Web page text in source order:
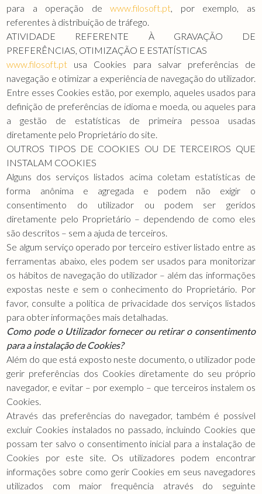
para a operação dewww.filosoft.pt , por exemplo, as
referentes à distribuição de tráfego.
ATIVIDADE REFERENTE À GRAVAÇÃO DE
PREFERÊNCIAS, OTIMIZAÇÃO E ESTATÍSTICAS
www.filosoft.pt usa Cookies para salvar preferências de
navegação e otimizar a experiência de navegação do utilizador.
Entre esses Cookies estão, por exemplo, aqueles usados para
definição de preferências de idioma e moeda, ou aqueles para
a gestão de estatísticas de primeira pessoa usadas
diretamente pelo Proprietário do site.
OUTROS TIPOS DE COOKIES OU DE TERCEIROS QUE
INSTALAM COOKIES
Alguns dos serviços listados acima coletam estatísticas de
forma anônima e agregada e podem não exigir o
consentimento do utilizador ou podem ser geridos
diretamente pelo Proprietário – dependendo de como eles
são descritos – sem a ajuda de terceiros.
Se algum serviço operado por terceiro estiver listado entre as
ferramentas abaixo, eles podem ser usados para monitorizar
os hábitos de navegação do utilizador – além das informações
expostas neste e sem o conhecimento do Proprietário. Por
favor, consulte a política de privacidade dos serviços listados
para obter informações mais detalhadas.
Como pode o Utilizador fornecer ou retirar o consentimento
para a instalação de Cookies?
Além do que está exposto neste documento, o utilizador pode
gerir preferências dos Cookies diretamente do seu próprio
navegador, e evitar – por exemplo – que terceiros instalem os
Cookies.
Através das preferências do navegador, também é possível
excluir Cookies instalados no passado, incluindo Cookies que
possam ter salvo o consentimento inicial para a instalação de
Cookies por este site. Os utilizadores podem encontrar
informações sobre como gerir Cookies em seus navegadores
utilizados com maior frequência através do seguinte